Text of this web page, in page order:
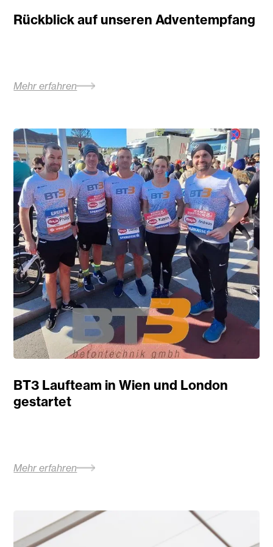
Rückblick auf unseren Adventempfang
Mehr erfahren
BT3 Laufteam in Wien und London
gestartet
Mehr erfahren